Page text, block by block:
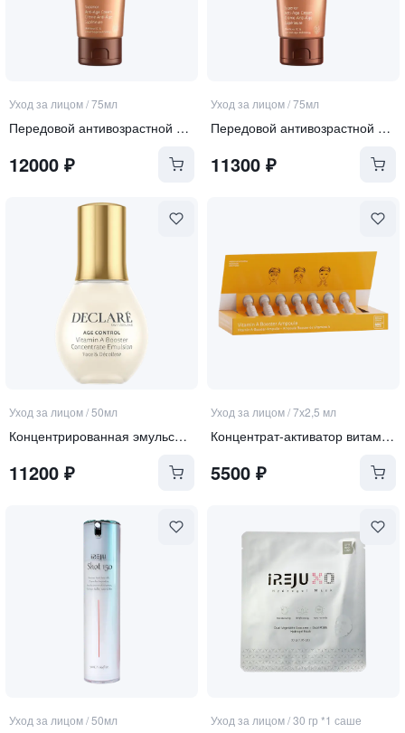
Уход за лицом/75мл
Передовой антивозрастной крем для лица SPF 50
12000 ₽
Уход за лицом/75мл
Передовой антивозрастной крем для лица SPF 30
11300₽
Уход за лицом/50мл
Концентрированная эмульсия-активатор витамина А 3-в-1 для зоны лица, шеи и декольте "Vitamin А booste"
11200 ₽
Уход за лицом/7х2,5 мл
Концентрат-активатор витамина А для чувствительной кожи
5500₽
Уход за лицом/50мл Уход за лицом/30 гр *1 саше